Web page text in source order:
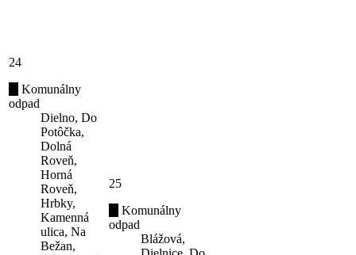
24
Komunálny
odpad
Dielno, Do
Potôčka,
Dolná
Roveň,
Horná
Roveň,
Hrbky,
Kamenná
ulica, Na
Bežan,
25
Komunálny
odpad
Blážová,